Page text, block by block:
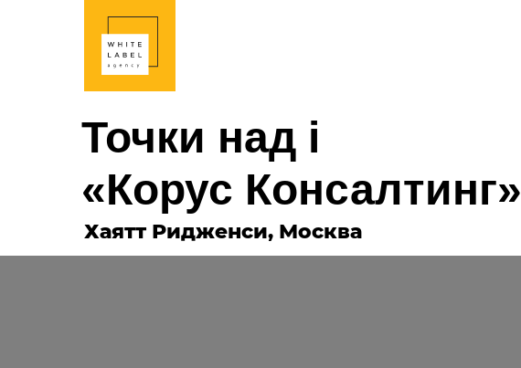
Точки над i
«Корус Консалтинг»
Хаятт Ридженси, Москва